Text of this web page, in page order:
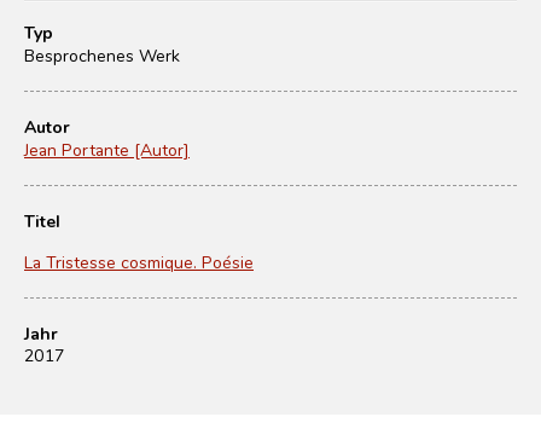
Typ
Besprochenes Werk
Autor
Jean Portante [Autor]
Titel
La Tristesse cosmique. Poésie
Jahr
2017